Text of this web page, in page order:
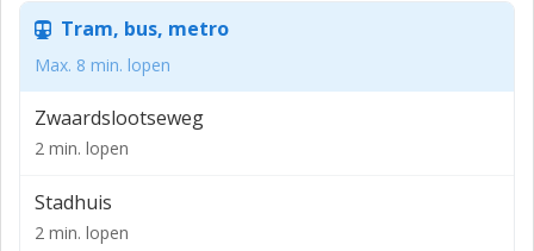
alles onder 1 dak en met 1 winkelkar te bereiken!
consument graag naartoe gaat. Nu en in
de toekomst!
UW WINKEL VESTIGEN IN STADSHART DAILY PLAZA?
Wij zoeken ondernemers die met hun winkel willen
aansluiten op het Stadshart Daily Plaza concept! Hier
Tram, bus, metro
Max. 8 min. lopen
Zwaardslootseweg
2 min. lopen
Stadhuis
2 min. lopen